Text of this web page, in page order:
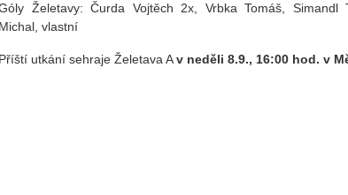
Želetavy: Čurda Vojtěch 2x, Vrbka Tomáš, Simandl
Michal, vlastní
Příští utkání sehraje Želetava Av neděli 8.9., 16:00 hod. v